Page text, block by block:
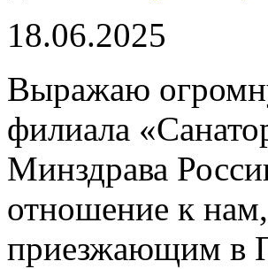
18.06.2025
Выражаю
филиала
Минздрава
отношение к
приезжающим в